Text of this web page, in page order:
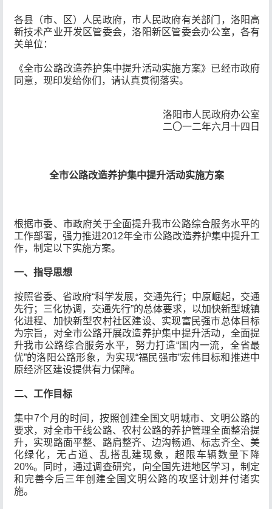
各县（市、区）人民政府，市人民政府有关部门，洛阳高
新技术产业开发区管委会，洛阳新区管委会办公室，各有
关单位：
《全市公路改造养护集中提升活动实施方案》已经市政府
同意，现印发给你们，请认真贯彻落实。
洛阳市人民政府办公室
二〇一二年六月十四日
全市公路改造养护集中提升活动实施方案
根据市委、市政府关于全面提升我市公路综合服务水平的
工作部署，强力推进2012年全市公路改造养护集中提升工
作，制定以下实施方案。
一、指导思想
按照省委、省政府“科学发展，交通先行；中原崛起，交通
先行；三化协调，交通先行”的总体要求，以加快新型城镇
化进程、加快新型农村社区建设、实现富民强市总体目标
为宗旨，对全市公路开展改造养护集中提升活动，全面提
升我市公路综合服务水平，努力打造“国内一流，全省最
优”的洛阳公路形象，为实现“福民强市”宏伟目标和推进中
原经济区建设提供有力保障。
二、工作目标
集中7个月的时间，按照创建全国文明城市、文明公路的
要求，对全市干线公路、农村公路的养护管理全面整治提
升，实现路面平整、路肩整齐、边沟畅通、标志齐全、美
化绿化，无占道、乱搭乱建现象，超限车辆数量下降
20%。同时，通过调查研究，向全国先进地区学习，制定
和完善今后三年创建全国文明公路的攻坚计划并付诸实
施。